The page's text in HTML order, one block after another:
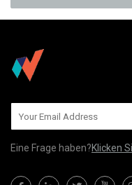
Eine Frage haben?Klicken